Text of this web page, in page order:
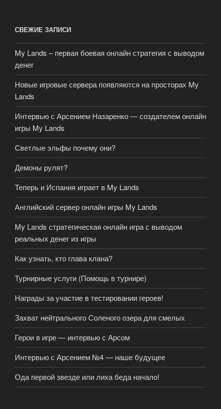
СВЕЖИЕ ЗАПИСИ
My Lands – первая боевая онлайн стратегия с выводом
денег
Новые игровые сервера появляются на просторах My
Lands
Интервью с Арсением Назаренко — создателем онлайн
игры My Lands
Светлые эльфы почему они?
Демоны рулят?
Теперь и Испания играет в My Lands
Английский сервер онлайн игры My Lands
My Lands стратегическая онлайн игра с выводом
реальных денег из игры
Как узнать, кто глава клана?
Турнирные услуги (Помощь в турнире)
Награды за участие в тестировании героев!
Захват нейтрального Соленого озера для смелых
Герои в игре — интервью с Арсом
Интервью с Арсением №4 — наше будущее
Ода первой звезде или лиха беда начало!